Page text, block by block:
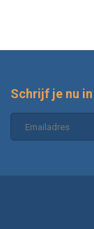
Schrijf je nu